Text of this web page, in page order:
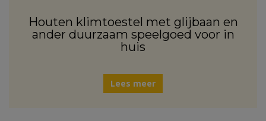
Houten klimtoestel met glijbaan en
ander duurzaam speelgoed voor in
huis
Lees meer